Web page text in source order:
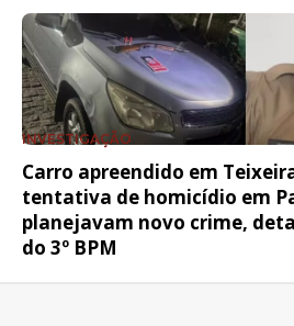
INVESTIGAÇÃO
Carro apreendido em
tentativa de homicídio em
planejavam novo crime,
do 3º BPM